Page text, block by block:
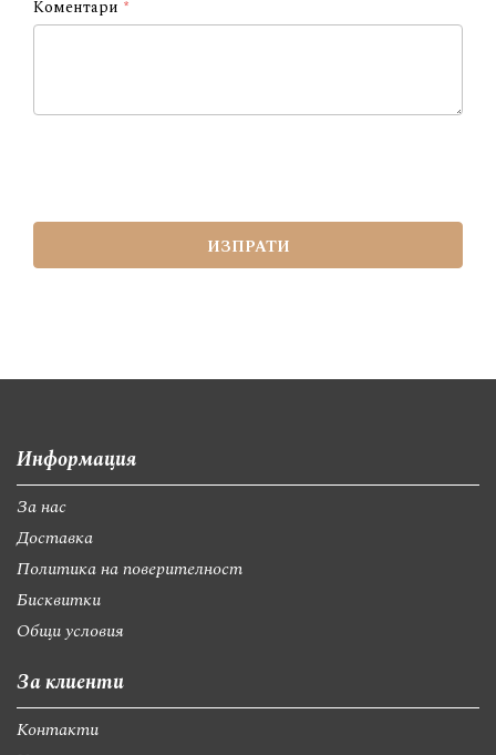
Коментари
ИЗПРАТИ
Информация
За нас
Доставка
Политика на поверителност
Бисквитки
Общи условия
За клиенти
Контакти